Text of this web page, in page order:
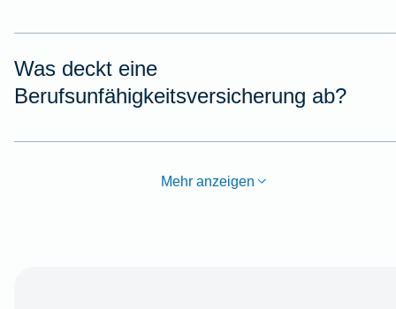
Was deckt eine
Berufsunfähigkeitsversicherung ab?
Mehr anzeigen